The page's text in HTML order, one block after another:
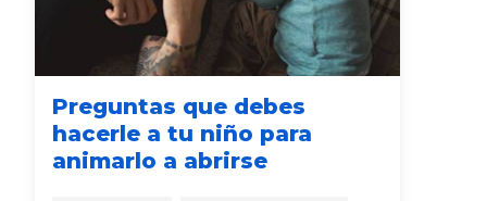
Preguntas que debes
hacerle a tu niño para
animarlo a abrirse